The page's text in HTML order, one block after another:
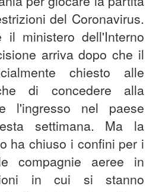
del Coronavirus.
il ministero dell'Interno
arriva dopo che il
chiesto alle
di concedere alla
l'ingresso nel paese
settimana. Ma la
ha chiuso i confini per i
compagnie aeree in
in cui si stanno